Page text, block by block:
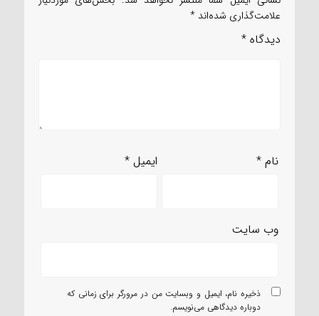
علامت‌گذاری شده‌اند *
دیدگاه *
نام* ایمیل*
وب‌ سایت
ذخیره نام، ایمیل و وبسایت من در مرورگر برای زمانی که
دوباره دیدگاهی می‌نویسم.